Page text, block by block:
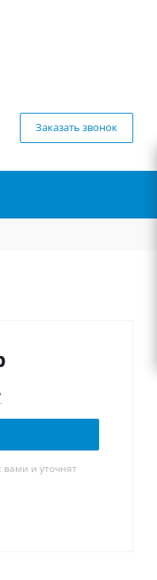
Заказать звонок
и уточнят